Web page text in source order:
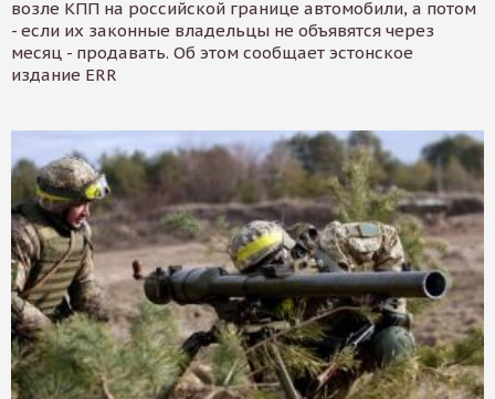
возле КПП на российской границе автомобили, а потом
- если их законные владельцы не объявятся через
месяц - продавать. Об этом сообщает эстонское
издание ERR